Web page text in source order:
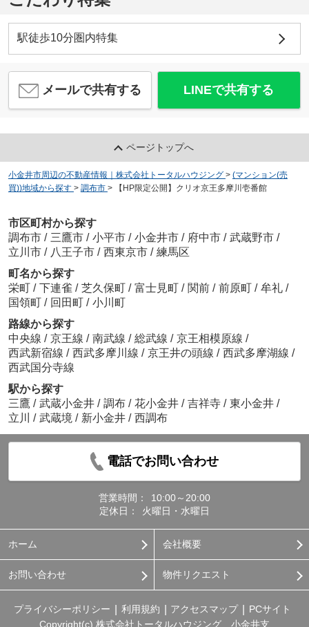
駅徒歩10分圏内特集
メールで共有する LINEで共有する
ページトップへ
小金井市周辺の不動産情報｜株式会社トータルハウジング > (マンション(売
買))地域から探す > 調布市 > 【HP限定公開】クリオ京王多摩川壱番館
市区町村から探す
調布市 / 三鷹市 / 小平市 / 小金井市 / 府中市 / 武蔵野市 /
立川市 / 八王子市 / 西東京市 / 練馬区
町名から探す
栄町 / 下連雀 / 芝久保町 / 富士見町 / 関前 / 前原町 / 牟礼 /
国領町 / 回田町 / 小川町
路線から探す
中央線 / 京王線 / 南武線 / 総武線 / 京王相模原線 /
西武新宿線 / 西武多摩川線 / 京王井の頭線 / 西武多摩湖線 /
西武国分寺線
駅から探す
三鷹 / 武蔵小金井 / 調布 / 花小金井 / 吉祥寺 / 東小金井 /
立川 / 武蔵境 / 新小金井 / 西調布
電話でお問い合わせ
営業時間：
10:00～20:00
定休日：
火曜日・水曜日
ホーム 会社概要
お問い合わせ 物件リクエスト
プライバシーポリシー 利用規約 アクセスマップ
PCサイト
Copyright(c) 株式会社トータルハウジング 小金井支